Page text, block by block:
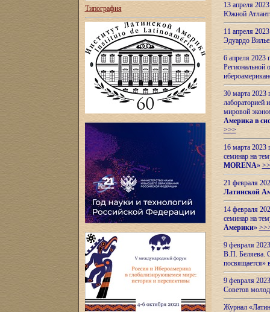
Типография
13 апреля
Южной
11 апреля
Эдуардо
6 апреля
Региональной
30 марта 2023
лабораторией
мировой
Америка в
>>>
16 марта 2023
семинар на
MORENA»
21 февраля
Латинской
14 февраля
семинар на
Америки»
9 февраля
В.П. Беляева.
посвящается»
9 февраля
Советов
Журнал